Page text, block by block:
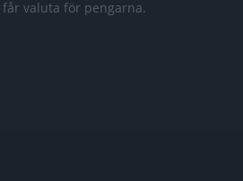
får valuta för pengarna.